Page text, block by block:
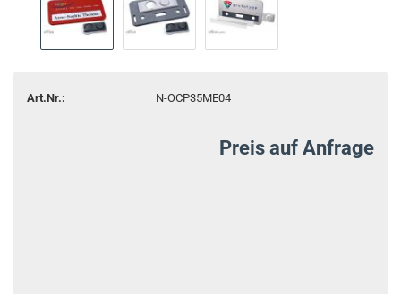
Art.Nr.: N-OCP35ME04
Preis auf Anfrage